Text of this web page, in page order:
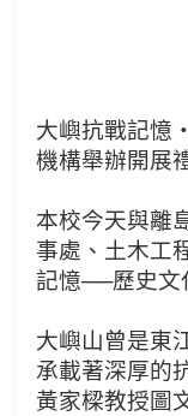
大嶼抗戰記憶
機構舉辦開展
本校今天與離
事處、土木工
記憶──歷史
大嶼山曾是東
承載著深厚的
黃家樑教授圖